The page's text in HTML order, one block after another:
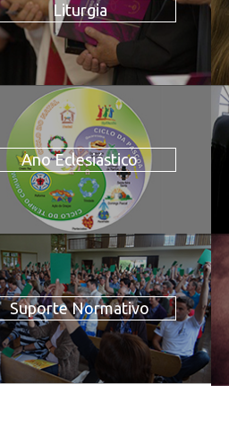
Liturgia
Ano Eclesiástico
Suporte Normativo